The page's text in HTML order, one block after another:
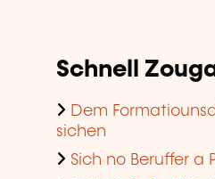
Schnell
Dem
sichen
Sich no Beruffer a